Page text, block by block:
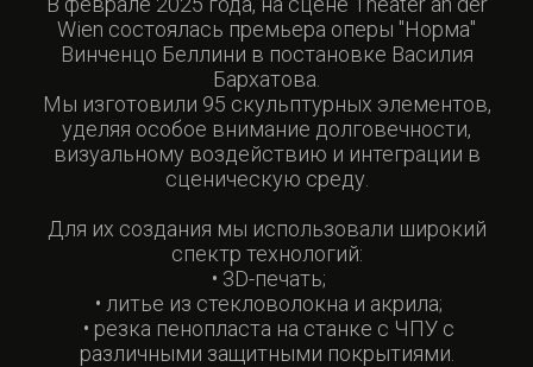
Wien состоялась премьера оперы "Норма"
Винченцо Беллини в постановке Василия
Бархатова.
Мы изготовили 95 скульптурных элементов,
уделяя особое внимание долговечности,
визуальному воздействию и интеграции в
сценическую среду.
Для их создания мы использовали широкий
спектр технологий:
• 3D-печать;
• литье из стекловолокна и акрила;
• резка пенопласта на станке с ЧПУ с
различными защитными покрытиями.